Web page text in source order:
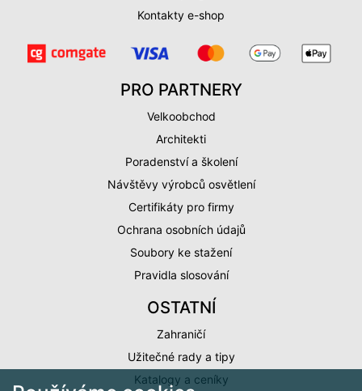
Kontakty e-shop
PRO PARTNERY
Velkoobchod
Architekti
Poradenství a školení
Návštěvy výrobců osvětlení
Certifikáty pro firmy
Ochrana osobních údajů
Soubory ke stažení
Pravidla slosování
OSTATNÍ
Zahraničí
Užitečné rady a tipy
Katalogy a ceníky